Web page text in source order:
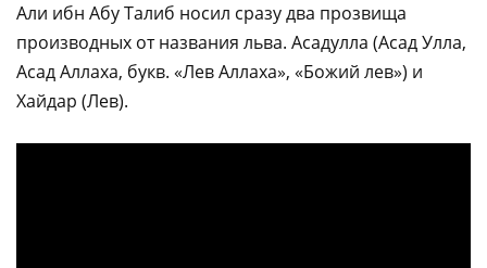
Али ибн Абу Талиб носил сразу два прозвища
производных от названия льва. Асадулла (Асад Улла,
Асад Аллаха, букв. «Лев Аллаха», «Божий лев») и
Хайдар (Лев).